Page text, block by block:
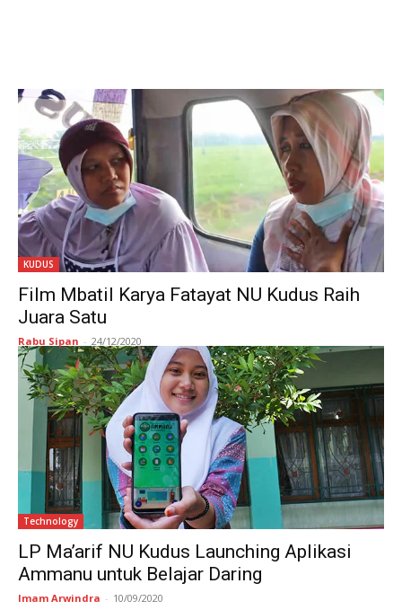
KUDUS
Film Mbatil Karya Fatayat NU Kudus Raih
Juara Satu
Rabu Sipan - 24/12/2020
Technology
LP Ma’arif NU Kudus Launching Aplikasi
Ammanu untuk Belajar Daring
Imam Arwindra - 10/09/2020